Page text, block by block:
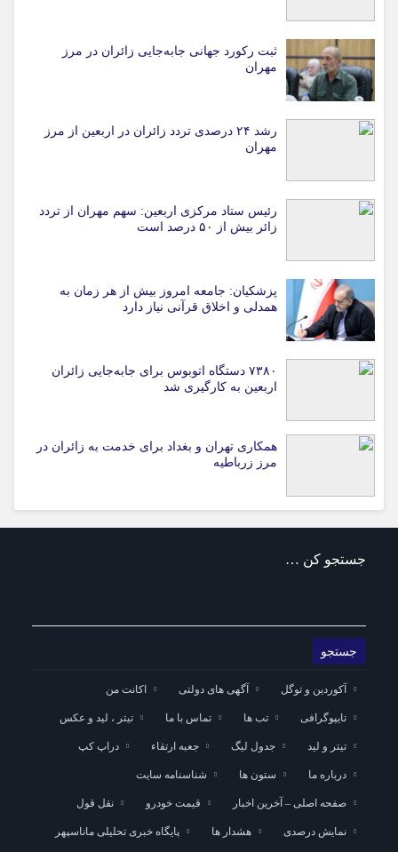
ثبت رکورد جهانی جابه‌جایی زائران در مرز
مهران
رشد ۲۴ درصدی تردد زائران در اربعین از مرز
مهران
رئیس ستاد مرکزی اربعین: سهم مهران از تردد
زائر بیش از ۵۰ درصد است
پزشکیان: جامعه امروز بیش از هر زمان به
همدلی و اخلاق قرآنی نیاز دارد
۷۳۸۰ دستگاه اتوبوس برای جابه‌جایی زائران
اربعین به‌ کارگیری شد
همکاری تهران و بغداد برای خدمت به زائران در
مرز زرباطیه
جستجو کن …
آکوردین و توگل آگهی های دولتی اکانت من
تایپوگرافی تب ها تماس با ما تیتر ، لید و عکس
تیتر و لید جدول لیگ جعبه ارتقاء دراپ کپ
درباره ما ستون ها شناسنامه سایت
صفحه اصلی – آخرین اخبار قیمت خودرو نقل قول
نمایش درصدی هشدار ها پایگاه خبری تحلیلی ماناسپهر